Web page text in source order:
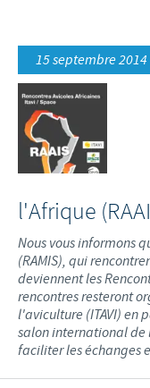
C.H.I.C.K.
Vaccins couvoirs
Equipements
Programmes de
Business et
Offres d'emploi
15 septembre 2014
l'Afrique
Nous vous informons
(RAMIS), qui
deviennent les
rencontres resteront
l'aviculture (ITAVI) en
salon international de
faciliter les échanges